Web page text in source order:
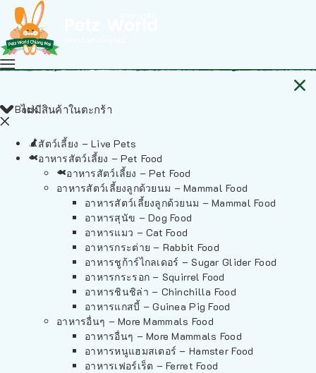
ไม่มีสินค้าในตะกร้า
Back
สัตว์เลี้ยง – Live Pets
อาหารสัตว์เลี้ยง – Pet Food
อาหารสัตว์เลี้ยง – Pet Food
อาหารสัตว์เลี้ยงลูกด้วยนม – Mammal Food
อาหารสัตว์เลี้ยงลูกด้วยนม – Mammal Food
อาหารสุนัข – Dog Food
อาหารแมว – Cat Food
อาหารกระต่าย – Rabbit Food
อาหารชูก้าร์ไกลเดอร์ – Sugar Glider Food
อาหารกระรอก – Squirrel Food
อาหารชินชิล่า – Chinchilla Food
อาหารแกสบี้ – Guinea Pig Food
อาหารอื่นๆ – More Mammals Food
อาหารอื่นๆ – More Mammals Food
อาหารหนูแฮมสเตอร์ – Hamster Food
อาหารเฟอร์เร็ต – Ferret Food